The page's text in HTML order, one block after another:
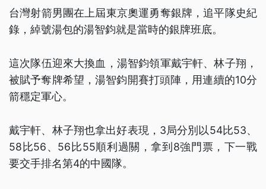
台灣射箭男團在上屆東京奧運勇奪銀牌，追平隊史紀
錄，綽號湯包的湯智鈞就是當時的銀牌班底。
這次隊伍迎來大換血，湯智鈞領軍戴宇軒、林子翔，
被賦予奪牌希望，湯智鈞開賽打頭陣，用連續的10分
箭穩定軍心。
戴宇軒、林子翔也拿出好表現，3局分別以54比53、
58比56、56比55順利過關，拿到8強門票，下一戰
要交手排名第4的中國隊。